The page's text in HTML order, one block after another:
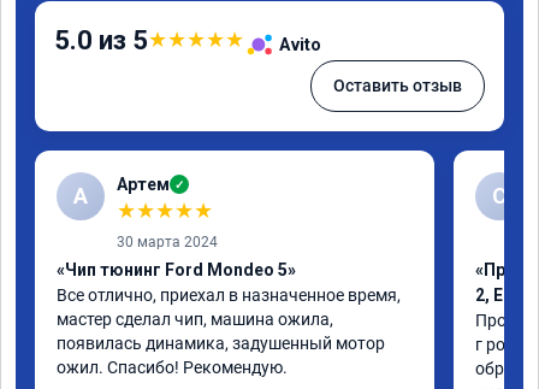
5.0 из 5★★★★★ Avito
Оставить отзыв
А Артем ✓
★★★★★
30 марта 2024
«Чип тюнинг Ford Mondeo 5»
Все отлично, приехал в назначенное время,
мастер сделал чип, машина ожила,
появилась динамика, задушенный мотор
ожил. Спасибо! Рекомендую.
С
2, Егр
г